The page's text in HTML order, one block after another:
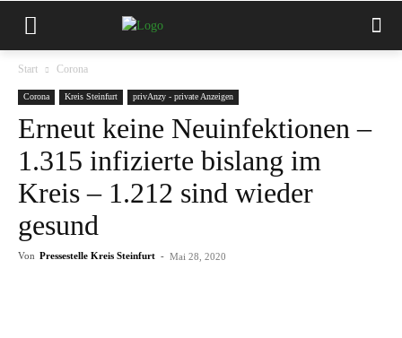
Start Corona
Corona Kreis Steinfurt privAnzy - private Anzeigen
Erneut keine Neuinfektionen –
1.315 infizierte bislang im
Kreis – 1.212 sind wieder
gesund
Von Pressestelle Kreis Steinfurt - Mai 28, 2020